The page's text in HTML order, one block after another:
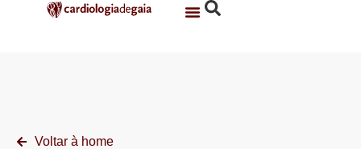
Voltar à home